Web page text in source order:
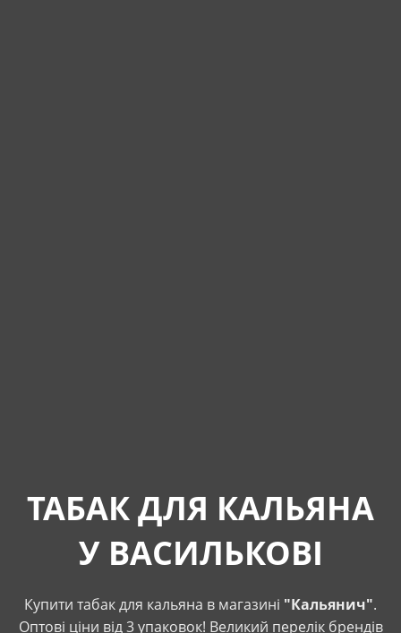
ТАБАК ДЛЯ КАЛЬЯНА
У ВАСИЛЬКОВІ
Купити табак для кальяна в магазині "Кальянич".
Оптові ціни від 3 упаковок! Великий перелік брендів